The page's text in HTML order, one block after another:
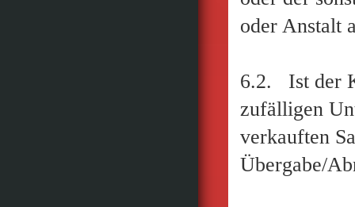
oder Anstalt
6.2. Ist der
zufälligen
verkauften
Übergabe/